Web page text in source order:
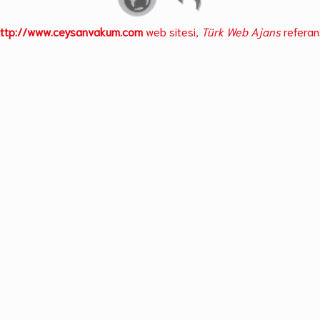
www.ceysanvakum.comweb sitesi, Türk Web Ajans